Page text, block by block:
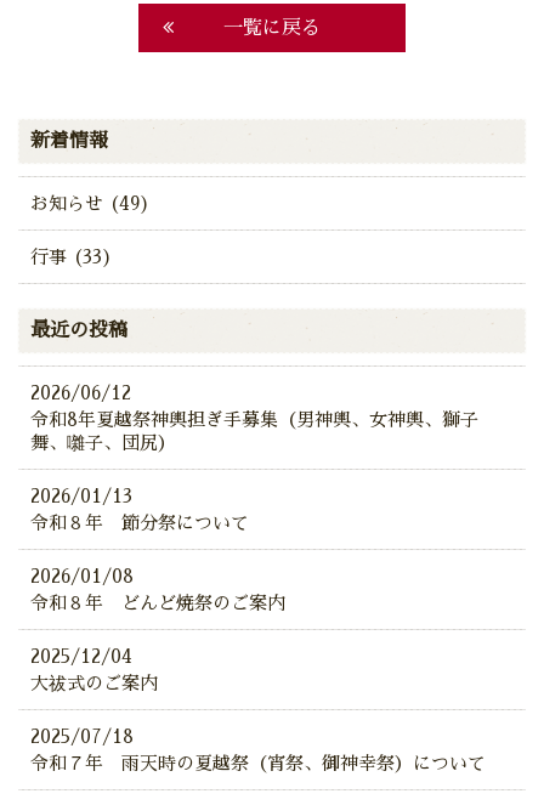
一覧に戻る
新着情報
お知らせ (49)
行事 (33)
最近の投稿
2026/06/12
令和8年夏越祭神輿担ぎ手募集（男神輿、女神輿、獅子
舞、囃子、団尻）
2026/01/13
令和８年 節分祭について
2026/01/08
令和８年 どんど焼祭のご案内
2025/12/04
大祓式のご案内
2025/07/18
令和７年 雨天時の夏越祭（宵祭、御神幸祭）について